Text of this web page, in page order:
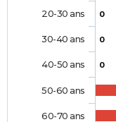
0
0
0
20-30 ans
30-40 ans
40-50 ans
50-60 ans
60-70 ans